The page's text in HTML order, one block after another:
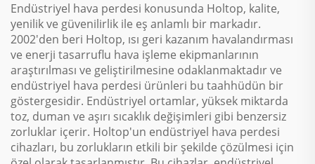
Endüstriyel hava perdesi konusunda Holtop, kalite,
yenilik ve güvenilirlik ile eş anlamlı bir markadır.
2002'den beri Holtop, ısı geri kazanım havalandırması
ve enerji tasarruflu hava işleme ekipmanlarının
araştırılması ve geliştirilmesine odaklanmaktadır ve
endüstriyel hava perdesi ürünleri bu taahhüdün bir
göstergesidir. Endüstriyel ortamlar, yüksek miktarda
toz, duman ve aşırı sıcaklık değişimleri gibi benzersiz
zorluklar içerir. Holtop'un endüstriyel hava perdesi
cihazları, bu zorlukların etkili bir şekilde çözülmesi için